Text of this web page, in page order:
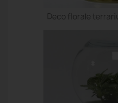
Deco florale